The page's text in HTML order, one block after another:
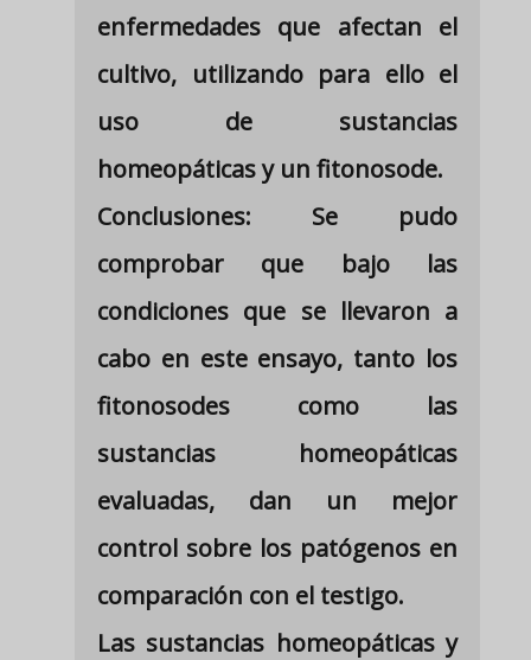
enfermedades que afectan el
cultivo, utilizando para ello el
uso de sustancias
homeopáticas y un fitonosode.
Conclusiones: Se pudo
comprobar que bajo las
condiciones que se llevaron a
cabo en este ensayo, tanto los
fitonosodes como las
sustancias homeopáticas
evaluadas, dan un mejor
control sobre los patógenos en
comparación con el testigo.
Las sustancias homeopáticas y